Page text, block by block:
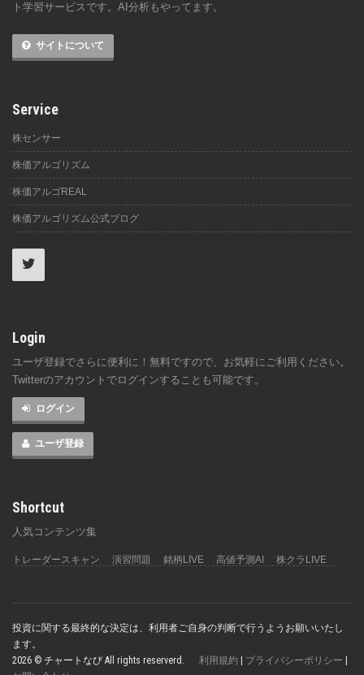
ト学習サービスです。AI分析もやってます。
サイトについて
Service
株センサー
株価アルゴリズム
株価アルゴREAL
株価アルゴリズム公式ブログ
Login
ユーザ登録でさらに便利に！無料ですので、お気軽にご利用ください。
Twitterのアカウントでログインすることも可能です。
ログイン
ユーザ登録
Shortcut
人気コンテンツ集
トレーダースキャン 演習問題 銘柄LIVE 高値予測AI 株クラLIVE
投資に関する最終的な決定は、利用者ご自身の判断で行うようお願いいたし
ます。
2026 © チャートなび All rights reserverd. 利用規約 プライバシーポリシー